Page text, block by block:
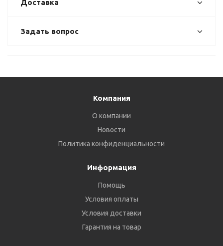
Доставка
Задать вопрос
Компания
О компании
Новости
Политика конфиденциальности
Информация
Помощь
Условия оплаты
Условия доставки
Гарантия на товар